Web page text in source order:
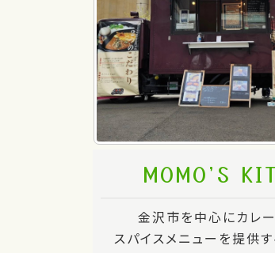
MOMO'S
金沢市を中心にカレ
スパイスメニューを提供